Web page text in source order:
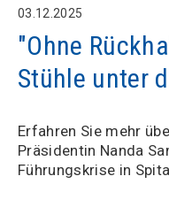
03.12.2025
"Ohne
Stühle unter
Erfahren Sie mehr
Präsidentin Nanda
Führungskrise in